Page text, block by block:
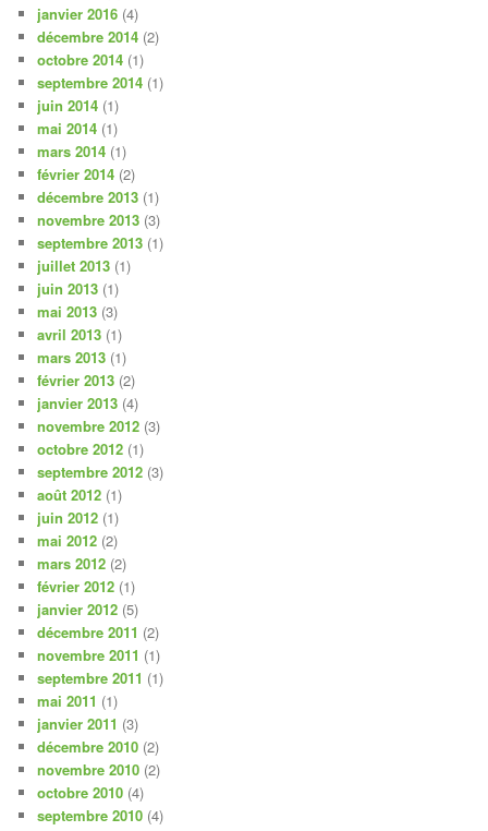
janvier 2016 (4)
décembre 2014 (2)
octobre 2014 (1)
septembre 2014 (1)
juin 2014 (1)
mai 2014 (1)
mars 2014 (1)
février 2014 (2)
décembre 2013 (1)
novembre 2013 (3)
septembre 2013 (1)
juillet 2013 (1)
juin 2013 (1)
mai 2013 (3)
avril 2013 (1)
mars 2013 (1)
février 2013 (2)
janvier 2013 (4)
novembre 2012 (3)
octobre 2012 (1)
septembre 2012 (3)
août 2012 (1)
juin 2012 (1)
mai 2012 (2)
mars 2012 (2)
février 2012 (1)
janvier 2012 (5)
décembre 2011 (2)
novembre 2011 (1)
septembre 2011 (1)
mai 2011 (1)
janvier 2011 (3)
décembre 2010 (2)
novembre 2010 (2)
octobre 2010 (4)
septembre 2010 (4)